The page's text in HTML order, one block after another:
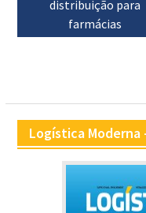
distribuição para
farmácias
Logística Moderna